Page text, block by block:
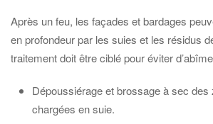
Après un feu, les façades et bardages
en profondeur par les suies et les résidus
traitement doit être ciblé pour éviter
Dépoussiérage et brossage à sec
chargées en suie.